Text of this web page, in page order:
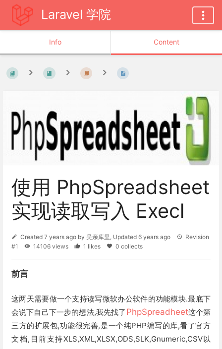
Laravel 学院
Info Content
使用 PhpSpreadsheet
实现读取写入 Execl
Created 7 years ago by 吴亲库里 , Updated 6 years ago
Revision
#1
14106 views 1 likes 0 collects
前言
这两天需要做一个支持读写微软办公软件的功能模块.最底下
会说下自己下一步的想法,我先找了 PhpSpreadheet这个第
三方的扩展包,功能很完善,是一个纯PHP编写的库,看了官方
文档,目前支持XLS,XML,XLSX,ODS,SLK,Gnumeric,CSV以